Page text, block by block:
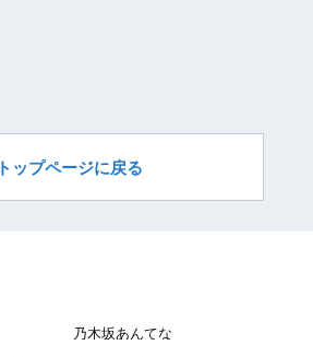
トップページに戻る
乃木坂あんてな